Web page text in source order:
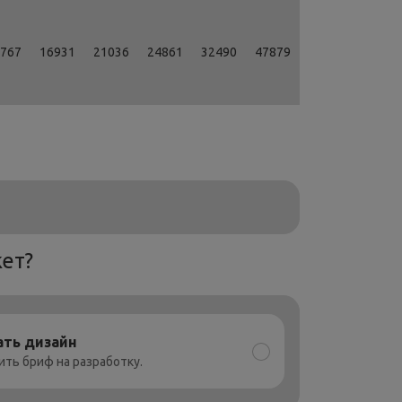
16931 21036 24861 32490 47879
дизайн
бриф на разработку.